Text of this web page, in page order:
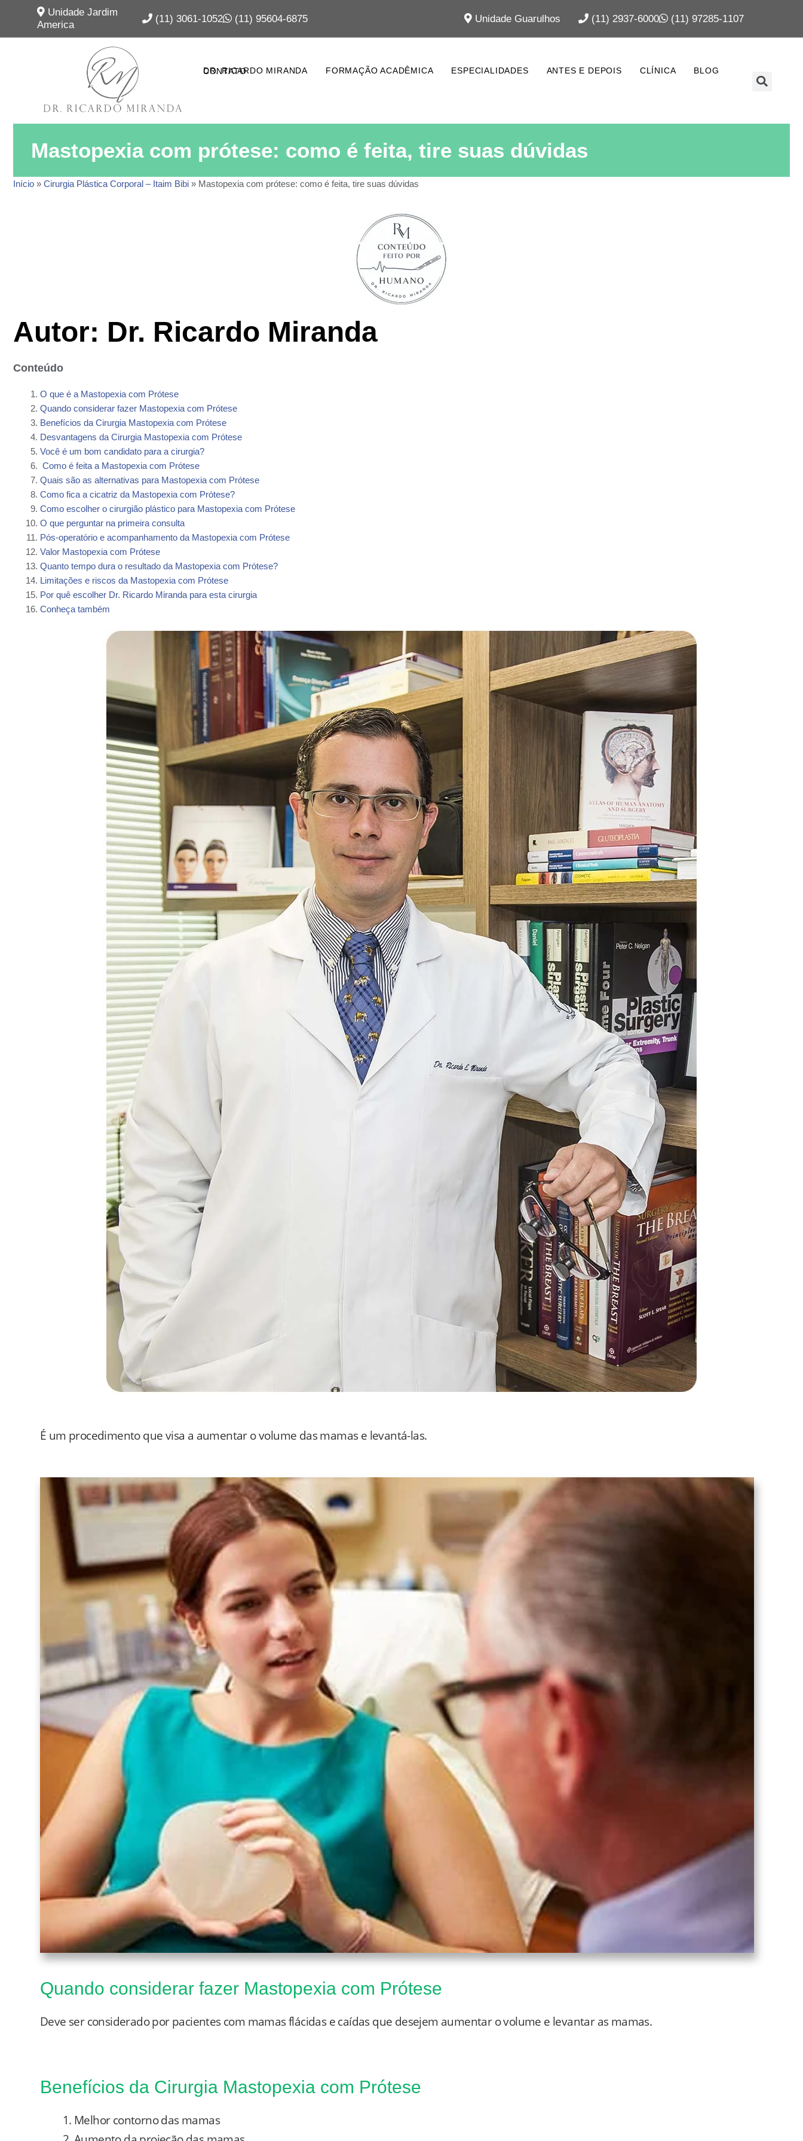
Unidade Jardim
America
(11) 3061-1052 (11) 95604-6875 Unidade Guarulhos (11) 2937-6000 (11) 97285-1107
DR. RICARDO MIRANDA FORMAÇÃO ACADÊMICA ESPECIALIDADES ANTES E DEPOIS CLÍNICA BLOG
CONTATO
Mastopexia com prótese: como é feita, tire suas dúvidas
Início » Cirurgia Plástica Corporal – Itaim Bibi » Mastopexia com prótese: como é feita, tire suas dúvidas
Autor: Dr. Ricardo Miranda
Conteúdo
O que é a Mastopexia com Prótese
Quando considerar fazer Mastopexia com Prótese
Benefícios da Cirurgia Mastopexia com Prótese
Desvantagens da Cirurgia Mastopexia com Prótese
Você é um bom candidato para a cirurgia?
Como é feita a Mastopexia com Prótese
Quais são as alternativas para Mastopexia com Prótese
Como fica a cicatriz da Mastopexia com Prótese?
Como escolher o cirurgião plástico para Mastopexia com Prótese
O que perguntar na primeira consulta
Pós-operatório e acompanhamento da Mastopexia com Prótese
Valor Mastopexia com Prótese
Quanto tempo dura o resultado da Mastopexia com Prótese?
Limitações e riscos da Mastopexia com Prótese
Por quê escolher Dr. Ricardo Miranda para esta cirurgia
Conheça também
É um procedimento que visa a aumentar o volume das mamas e levantá-las.
Quando considerar fazer Mastopexia com Prótese
​Deve ser considerado por pacientes com mamas flácidas e caídas que desejem aumentar o volume e levantar as mamas.
Benefícios da Cirurgia Mastopexia com Prótese
Melhor contorno das mamas